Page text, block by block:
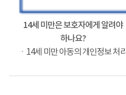
14세 미만은 보호자에게 알려야
하나요?
ㆍ14세 미만 아동의 개인정보 처리